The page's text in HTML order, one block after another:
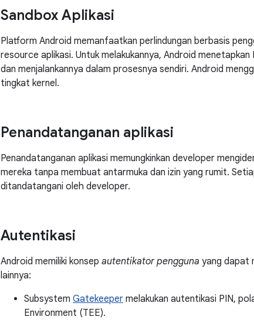
Sandbox Aplikasi
Platform Android memanfaatkan perlindungan berbasis
resource aplikasi. Untuk melakukannya, Android
dan menjalankannya dalam prosesnya sendiri. Android
tingkat kernel.
Penandatanganan aplikasi
Penandatanganan aplikasi memungkinkan developer
mereka tanpa membuat antarmuka dan izin yang rumit.
ditandatangani oleh developer.
Autentikasi
Android memiliki konsep autentikator pengguna yang dapat
lainnya:
Subsystem Gatekeeper melakukan autentikasi PIN,
Environment (TEE).